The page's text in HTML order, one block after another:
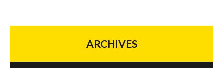
ARCHIVES